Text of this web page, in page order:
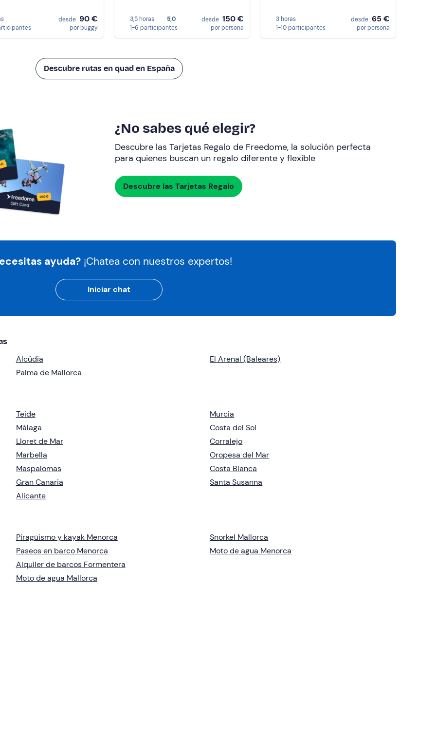
desde 90 €
por buggy
3,5 horas
5,0
1-6 participantes
desde 150 €
por persona
3 horas
1-10 participantes
desde 65 €
por persona
Descubre rutas en quad en España
¿No sabes qué elegir?
Descubre las Tarjetas Regalo de Freedome, la solución perfecta
para quienes buscan un regalo diferente y flexible
Descubre las Tarjetas Regalo
ayuda? ¡Chatea con nuestros expertos!
Iniciar chat
Alcúdia
Palma de Mallorca
El Arenal (Baleares)
Teide
Málaga
Lloret de Mar
Marbella
Maspalomas
Gran Canaria
Alicante
Murcia
Costa del Sol
Corralejo
Oropesa del Mar
Costa Blanca
Santa Susanna
Piragüismo y kayak Menorca
Paseos en barco Menorca
Alquiler de barcos Formentera
Moto de agua Mallorca
Snorkel Mallorca
Moto de agua Menorca